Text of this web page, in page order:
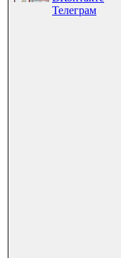
Телеграм